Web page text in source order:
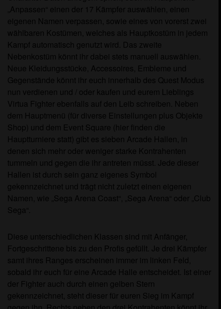
„Anpassen“ einen der 17 Kämpfer auswählen, einen
eigenen Namen verpassen, sowie eines von vorerst zwei
wählbaren Kostümen, welches als Hauptkostüm in jedem
Kampf automatisch genutzt wird. Das zweite
Nebenkostüm könnt ihr dabei stets manuell auswählen.
Neue Kleidungsstücke, Accessoires, Embleme und
Gegenstände könnt ihr euch innerhalb des Quest Modus
nun verdienen und / oder kaufen und eurem Lieblings
Virtua Fighter ebenfalls auf den Leib schreiben. Neben
dem Hauptmenü (für diverse Einstellungen plus Objekte
Shop) und dem Event Square (hier finden die
Hauptturniere statt) gibt es sieben Arcade Hallen, in
denen sich mehr oder weniger starke Kontrahenten
tummeln und gegen die ihr antreten müsst. Jede dieser
Hallen ist durch sein ganz eigenes Symbol
gekennzeichnet und trägt nicht zuletzt einen eigenen
Namen, wie „Sega Arena Coast“, „Sega Arena“ oder „Club
Sega“.
Diese unterschiedlichen Klassen sind mit Anfänger,
Fortgeschrittene bis zu den Profis gefüllt. Je drei Kämpfer
samt ihres Ranges erscheinen immer im linken Feld,
sobald ihr euch für eine Arcade Halle entscheidet. Ist einer
der Fighter auch durch einen gelben Stern
gekennzeichnet, steht dieser für euren Sieg im Kampf